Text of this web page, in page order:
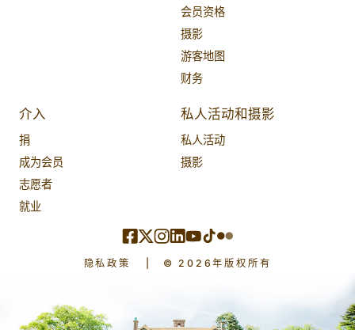
会员资格
摄影
游客地图
财务
介入
捐
成为会员
志愿者
就业
私人活动和摄影
私人活动
摄影
隐私政策 © 2026年版权所有